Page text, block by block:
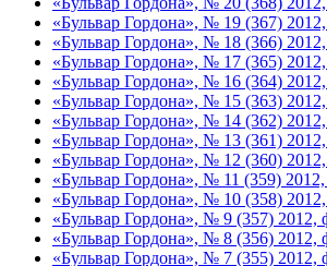
«Бульвар Гордона», № 19 (367)
«Бульвар Гордона», № 18 (366)
«Бульвар Гордона», № 17 (365)
«Бульвар Гордона», № 16 (364)
«Бульвар Гордона», № 15 (363)
«Бульвар Гордона», № 14 (362)
«Бульвар Гордона», № 13 (361)
«Бульвар Гордона», № 12 (360)
«Бульвар Гордона», № 11 (359)
«Бульвар Гордона», № 10 (358)
«Бульвар Гордона», № 9 (357) 2012,
«Бульвар Гордона», № 8 (356) 2012,
«Бульвар Гордона», № 7 (355) 2012,